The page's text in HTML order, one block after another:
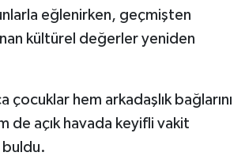
eğlenirken, geçmişten
kültürel değerler yeniden
çocuklar hem arkadaşlık bağlarını
de açık havada keyifli vakit
buldu.